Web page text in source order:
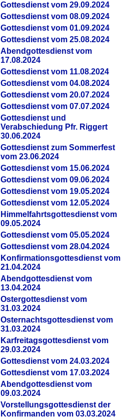
Gottesdienst vom 29.09.2024
Gottesdienst vom 08.09.2024
Gottesdienst vom 01.09.2024
Gottesdienst vom 25.08.2024
Abendgottesdienst vom
17.08.2024
Gottesdienst vom 11.08.2024
Gottesdienst vom 04.08.2024
Gottesdienst vom 20.07.2024
Gottesdienst vom 07.07.2024
Gottesdienst und
Verabschiedung Pfr. Riggert
30.06.2024
Gottesdienst zum Sommerfest
vom 23.06.2024
Gottesdienst vom 15.06.2024
Gottesdienst vom 09.06.2024
Gottesdienst vom 19.05.2024
Gottesdienst vom 12.05.2024
Himmelfahrtsgottesdienst vom
09.05.2024
Gottesdienst vom 05.05.2024
Gottesdienst vom 28.04.2024
Konfirmationsgottesdienst vom
21.04.2024
Abendgottesdienst vom
13.04.2024
Ostergottesdienst vom
31.03.2024
Osternachtsgottesdienst vom
31.03.2024
Karfreitagsgottesdienst vom
29.03.2024
Gottesdienst vom 24.03.2024
Gottesdienst vom 17.03.2024
Abendgottesdienst vom
09.03.2024
Vorstellungsgottesdienst der
Konfirmanden vom 03.03.2024